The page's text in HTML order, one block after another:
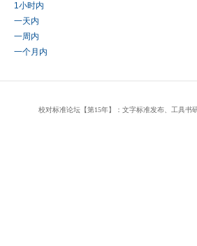
1小时内
一天内
一周内
一个月内
校对标准论坛【第15年】：文字标准发布、工具书